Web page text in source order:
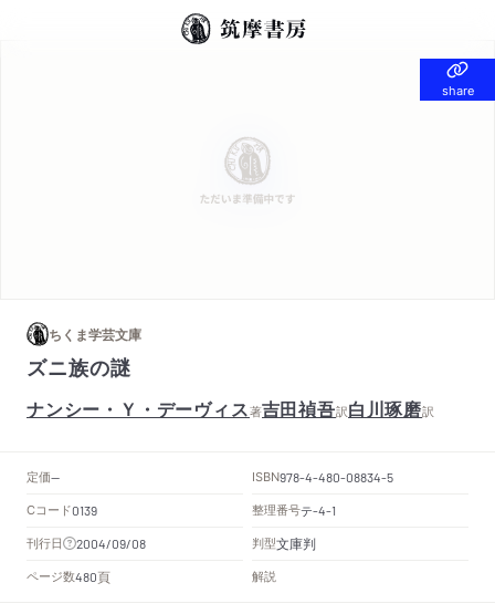
share
share
ちくま学芸文庫
ズニ族の謎
ナンシー・Ｙ・デーヴィス著吉田禎吾訳白川琢磨訳
定価-- ISBN978-4-480-08834-5
Cコード0139 整理番号テ-4-1
刊行日 2004/09/08 判型文庫判
ページ数480頁 解説